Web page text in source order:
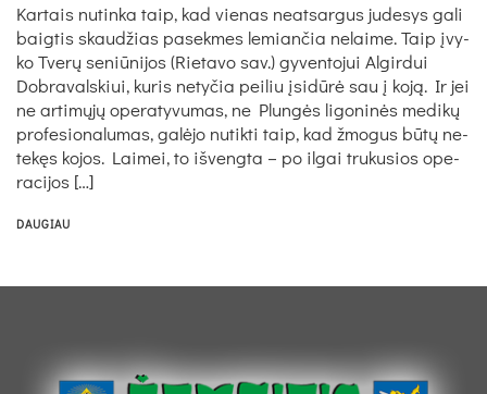
Kar­tais nu­tin­ka taip, kad vie­nas neat­sar­gus ju­de­sys ga­li
baig­tis skau­džias pa­sek­mes le­mian­čia ne­lai­me. Taip įvy­
ko Tve­rų se­niū­ni­jos (Rie­ta­vo sav.) gy­ven­to­jui Al­gir­dui
Dob­ra­vals­kiui, ku­ris ne­ty­čia pei­liu įsi­dū­rė sau į ko­ją. Ir jei
ne ar­ti­mų­jų ope­ra­ty­vu­mas, ne Plun­gės li­go­ni­nės me­di­kų
pro­fe­sio­na­lu­mas, ga­lė­jo nu­tik­ti taip, kad žmo­gus bū­tų ne­
te­kęs ko­jos. Lai­mei, to iš­veng­ta – po il­gai tru­ku­sios ope­
ra­ci­jos […]
DAUGIAU